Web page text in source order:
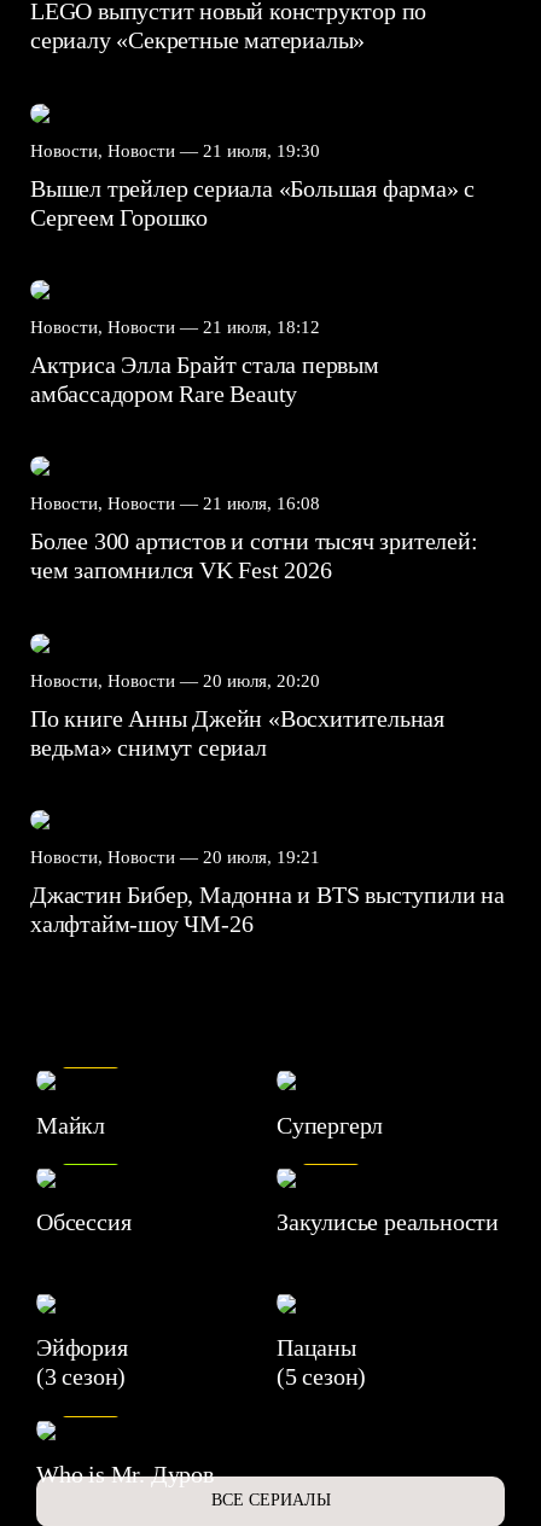
LEGO выпустит новый конструктор по
сериалу «Секретные материалы»
Новости, Новости — 21 июля, 19:30
Вышел трейлер сериала «Большая фарма» с
Сергеем Горошко
Новости, Новости — 21 июля, 18:12
Актриса Элла Брайт стала первым
амбассадором Rare Beauty
Новости, Новости — 21 июля, 16:08
Более 300 артистов и сотни тысяч зрителей:
чем запомнился VK Fest 2026
Новости, Новости — 20 июля, 20:20
По книге Анны Джейн «Восхитительная
ведьма» снимут сериал
Новости, Новости — 20 июля, 19:21
Джастин Бибер, Мадонна и BTS выступили на
халфтайм-шоу ЧМ-26
Майкл Супергерл
8.2
Обсессия
7.1
Закулисье реальности
Эйфория
(3 сезон)
Пацаны
(5 сезон)
Who is Mr. Дуров
ВСЕ СЕРИАЛЫ